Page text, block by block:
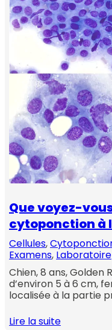
Que voyez-
cytoponction à
Cellules,
Examens, Laboratoire
Chien, 8 ans, Golden
d’environ 5 à 6 cm,
localisée à la partie
Lire la suite